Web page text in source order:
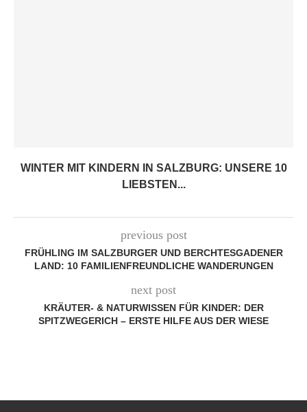
WINTER MIT KINDERN IN SALZBURG: UNSERE 10
LIEBSTEN...
previous post
FRÜHLING IM SALZBURGER UND BERCHTESGADENER
LAND: 10 FAMILIENFREUNDLICHE WANDERUNGEN
next post
KRÄUTER- & NATURWISSEN FÜR KINDER: DER
SPITZWEGERICH – ERSTE HILFE AUS DER WIESE